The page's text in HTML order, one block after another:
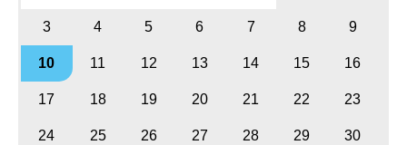
3 4 5 6 7 8 9
10 11 12 13 14 15 16
17 18 19 20 21 22 23
24 25 26 27 28 29 30